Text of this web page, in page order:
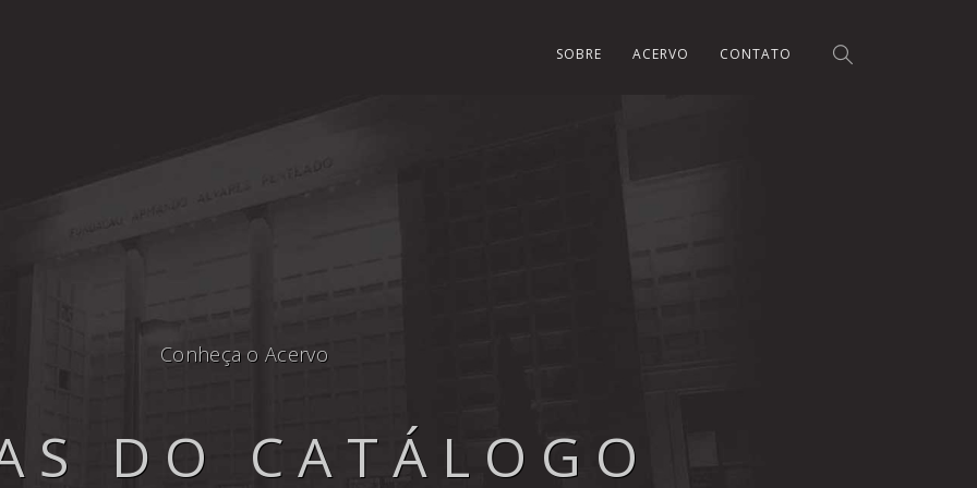
SOBRE ACERVO CONTATO
Conheça o Acervo
DO CATÁLOGO